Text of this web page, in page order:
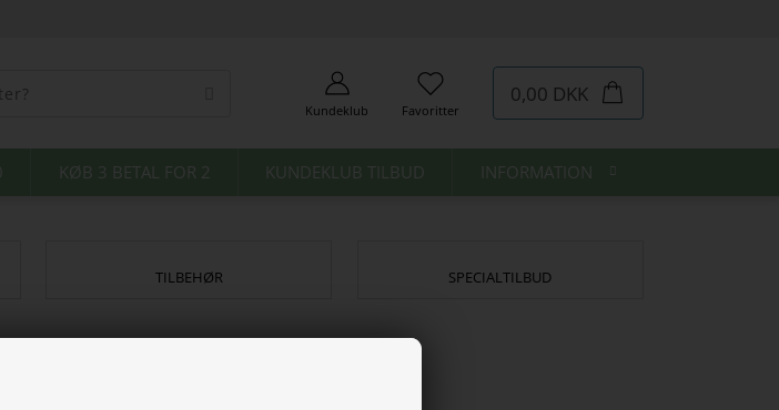
Kundeklub Favoritter
0,00 DKK
KØB 3 BETAL FOR 2 KUNDEKLUB TILBUD INFORMATION
TILBEHØR SPECIALTILBUD